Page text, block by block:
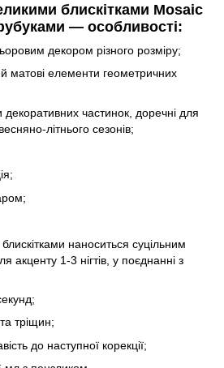
блискітками Mosaic
— особливості:
декором різного розміру;
й матові елементи геометричних
декоративних частинок, доречні для
літнього сезонів;
наноситься суцільним
акценту 1-3 нігтів, у поєднанні з
тріщин;
до наступної корекції;